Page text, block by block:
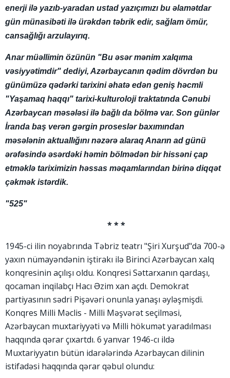
enerji ilə yazıb-yaradan ustad yazıçımızı bu əlamətdar
gün münasibəti ilə ürəkdən təbrik edir, sağlam ömür,
cansağlığı arzulayırıq.
Anar müəllimin özünün "Bu əsər mənim xalqıma
vəsiyyətimdir" dediyi, Azərbaycanın qədim dövrdən bu
günümüzə qədərki tarixini əhatə edən geniş həcmli
"Yaşamaq haqqı" tarixi-kulturoloji traktatında Cənubi
Azərbaycan məsələsi ilə bağlı da bölmə var. Son günlər
İranda baş verən gərgin proseslər baxımından
məsələnin aktuallığını nəzərə alaraq Anarın ad günü
ərəfəsində əsərdəki həmin bölmədən bir hissəni çap
etməklə tariximizin həssas məqamlarından birinə diqqət
çəkmək istərdik.
"525"
* * *
1945-ci ilin noyabrında Təbriz teatrı "Şiri Xurşud"da 700-ə
yaxın nümayəndənin iştirakı ilə Birinci Azərbaycan xalq
konqresinin açılışı oldu. Konqresi Səttarxanın qardaşı,
qocaman inqilabçı Hacı Əzim xan açdı. Demokrat
partiyasının sədri Pişəvəri onunla yanaşı əyləşmişdi.
Konqres Milli Məclis - Milli Məşvərət seçilməsi,
Azərbaycan muxtariyyəti və Milli hökumət yaradılması
haqqında qərar çıxartdı. 6 yanvar 1946-cı ildə
Muxtariyyatın bütün idarələrində Azərbaycan dilinin
istifadəsi haqqında qərar qəbul olundu: